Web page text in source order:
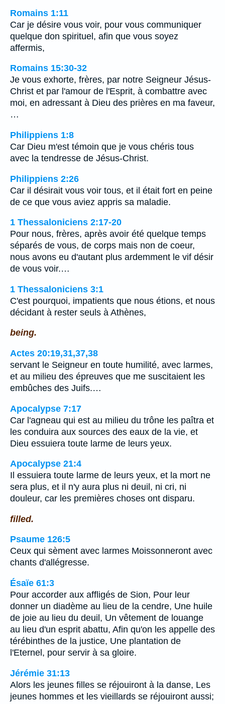
Romains 1:11
Car je désire vous voir, pour vous communiquer
quelque don spirituel, afin que vous soyez
affermis,
Romains 15:30-32
Je vous exhorte, frères, par notre Seigneur Jésus-
Christ et par l'amour de l'Esprit, à combattre avec
moi, en adressant à Dieu des prières en ma faveur,
…
Philippiens 1:8
Car Dieu m'est témoin que je vous chéris tous
avec la tendresse de Jésus-Christ.
Philippiens 2:26
Car il désirait vous voir tous, et il était fort en peine
de ce que vous aviez appris sa maladie.
1 Thessaloniciens 2:17-20
Pour nous, frères, après avoir été quelque temps
séparés de vous, de corps mais non de coeur,
nous avons eu d'autant plus ardemment le vif désir
de vous voir.…
1 Thessaloniciens 3:1
C'est pourquoi, impatients que nous étions, et nous
décidant à rester seuls à Athènes,
being.
Actes 20:19,31,37,38
servant le Seigneur en toute humilité, avec larmes,
et au milieu des épreuves que me suscitaient les
embûches des Juifs.…
Apocalypse 7:17
Car l'agneau qui est au milieu du trône les paîtra et
les conduira aux sources des eaux de la vie, et
Dieu essuiera toute larme de leurs yeux.
Apocalypse 21:4
Il essuiera toute larme de leurs yeux, et la mort ne
sera plus, et il n'y aura plus ni deuil, ni cri, ni
douleur, car les premières choses ont disparu.
filled.
Psaume 126:5
Ceux qui sèment avec larmes Moissonneront avec
chants d'allégresse.
Ésaïe 61:3
Pour accorder aux affligés de Sion, Pour leur
donner un diadème au lieu de la cendre, Une huile
de joie au lieu du deuil, Un vêtement de louange
au lieu d'un esprit abattu, Afin qu'on les appelle des
térébinthes de la justice, Une plantation de
l'Eternel, pour servir à sa gloire.
Jérémie 31:13
Alors les jeunes filles se réjouiront à la danse, Les
jeunes hommes et les vieillards se réjouiront aussi;